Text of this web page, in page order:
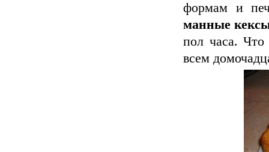
формам и
манные
пол часа. Что
всем